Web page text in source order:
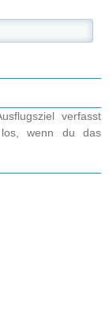
verfasst
wenn du das